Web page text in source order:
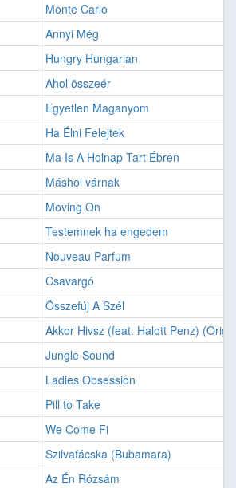
Monte Carlo
Annyi Még
Hungry Hungarian
Ahol összeér
Egyetlen Maganyom
Ha Élni Felejtek
Ma Is A Holnap Tart Ébren
Máshol várnak
Moving On
Testemnek ha engedem
Nouveau Parfum
Csavargó
Összefúj A Szél
Akkor Hivsz (feat. Halott Penz)
Jungle Sound
Ladies Obsession
Pill to Take
We Come Fi
Szilvafácska (Bubamara)
Az Én Rózsám